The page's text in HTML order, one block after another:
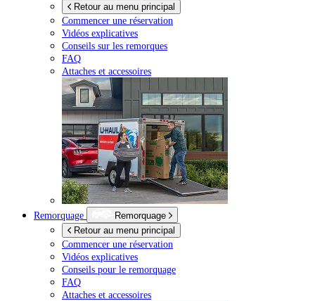
Retour au menu principal
Commencer une réservation
Vidéos explicatives
Conseils sur les remorques
FAQ
Attaches et accessoires
Remorquage
Remorquage
Retour au menu principal
Commencer une réservation
Vidéos explicatives
Conseils pour le remorquage
FAQ
Attaches et accessoires